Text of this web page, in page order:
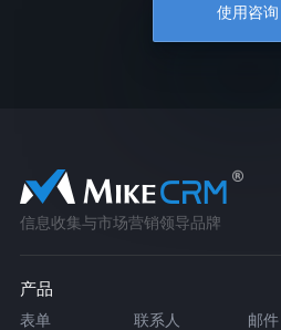
使用咨询
信息收集与市场营销领导品牌
产品
表单 联系人 邮件